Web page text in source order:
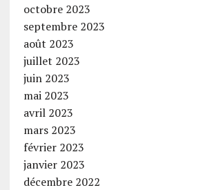
octobre 2023
septembre 2023
août 2023
juillet 2023
juin 2023
mai 2023
avril 2023
mars 2023
février 2023
janvier 2023
décembre 2022